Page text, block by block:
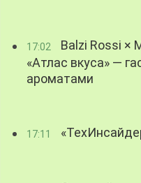
17:02
Balzi Rossi ×
«Атлас вкуса» —
ароматами
17:11